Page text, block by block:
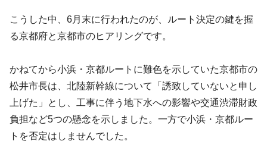
こうした中、6月末に行われたのが、ルート決定の鍵を握
る京都府と京都市のヒアリングです。
かねてから小浜・京都ルートに難色を示していた京都市の
松井市長は、北陸新幹線について「誘致していないと申し
上げた」とし、工事に伴う地下水への影響や交通渋滞財政
負担など5つの懸念を示しました。一方で小浜・京都ルー
トを否定はしませんでした。